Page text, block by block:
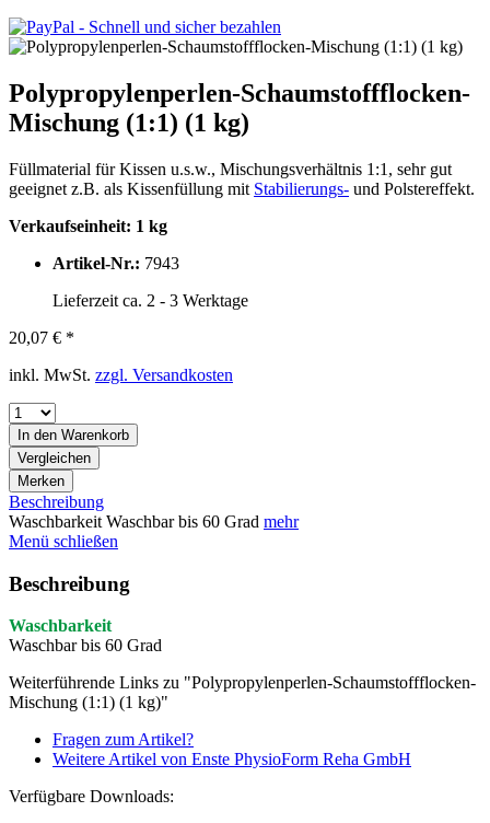
Polypropylenperlen-Schaumstoffflocken-
Mischung (1:1) (1 kg)
Füllmaterial für Kissen u.s.w., Mischungsverhältnis 1:1, sehr gut
geeignet z.B. als Kissenfüllung mit Stabilierungs- und Polstereffekt.
Verkaufseinheit: 1 kg
Artikel-Nr.: 7943
Lieferzeit ca. 2 - 3 Werktage
20,07 € *
inkl. MwSt. zzgl. Versandkosten
In den Warenkorb
Vergleichen
Merken
Beschreibung
Waschbarkeit Waschbar bis 60 Grad mehr
Menü schließen
Beschreibung
Waschbarkeit
Waschbar bis 60 Grad
Weiterführende Links zu "Polypropylenperlen-Schaumstoffflocken-
Mischung (1:1) (1 kg)"
Fragen zum Artikel?
Weitere Artikel von Enste PhysioForm Reha GmbH
Verfügbare Downloads: